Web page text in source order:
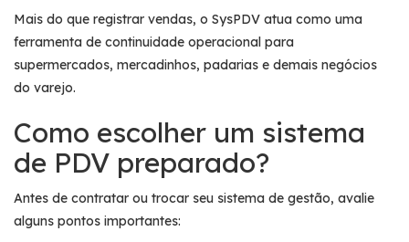
Mais do que registrar vendas, o SysPDV atua como uma
ferramenta de continuidade operacional para
supermercados, mercadinhos, padarias e demais negócios
do varejo.
Como escolher um sistema
de PDV preparado?
Antes de contratar ou trocar seu sistema de gestão, avalie
alguns pontos importantes: